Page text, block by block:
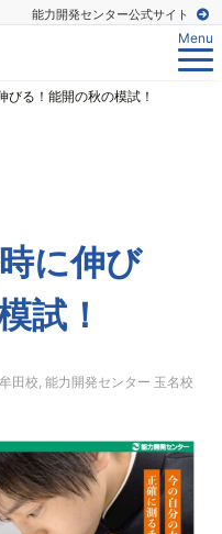
能力開発センター公式サイト
Menu
びる！能開の秋の模試！
に伸び
試！
田校, 能力開発センター 玉名校